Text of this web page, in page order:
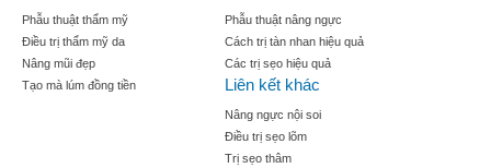
Phẫu thuật thẩm mỹ
Điều trị thẩm mỹ da
Nâng mũi đẹp
Tạo mà lúm đồng tiền
Phẫu thuật nâng ngực
Cách trị tàn nhan hiệu quả
Các trị sẹo hiệu quả
Liên kết khác
Nâng ngực nội soi
Điều trị sẹo lõm
Trị sẹo thâm